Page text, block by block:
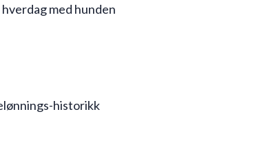
med hunden
historikk